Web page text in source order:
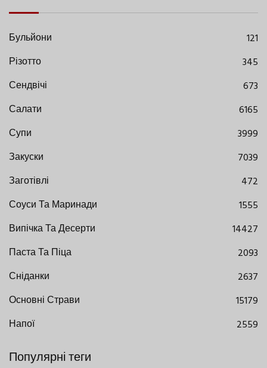
Бульйони
121
Різотто
345
Сендвічі
673
Салати
6165
Супи
3999
Закуски
7039
Заготівлі
472
Соуси Та Маринади
1555
Випічка Та Десерти
14427
Паста Та Піца
2093
Сніданки
2637
Основні Страви
15179
Напої
2559
Популярні теги